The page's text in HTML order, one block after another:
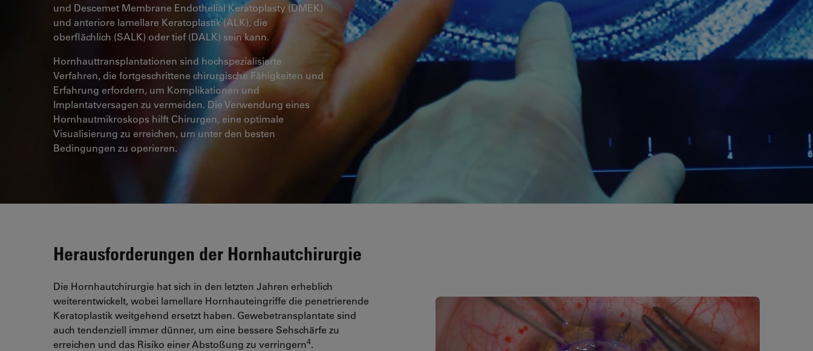
und Descemet Membrane Endothelial Keratoplasty (DMEK)
und anteriore lamellare Keratoplastik (ALK), die
oberflächlich (SALK) oder tief (DALK) sein kann.
Hornhauttransplantationen sind hochspezialisierte
Verfahren, die fortgeschrittene chirurgische Fähigkeiten und
Erfahrung erfordern, um Komplikationen und
Implantatversagen zu vermeiden. Die Verwendung eines
Hornhautmikroskops hilft Chirurgen, eine optimale
Visualisierung zu erreichen, um unter den besten
Bedingungen zu operieren.
Herausforderungen der Hornhautchirurgie
Die Hornhautchirurgie hat sich in den letzten Jahren erheblich
weiterentwickelt, wobei lamellare Hornhauteingriffe die penetrierende
Keratoplastik weitgehend ersetzt haben. Gewebetransplantate sind
auch tendenziell immer dünner, um eine bessere Sehschärfe zu
erreichen und das Risiko einer Abstoßung zu verringern4.